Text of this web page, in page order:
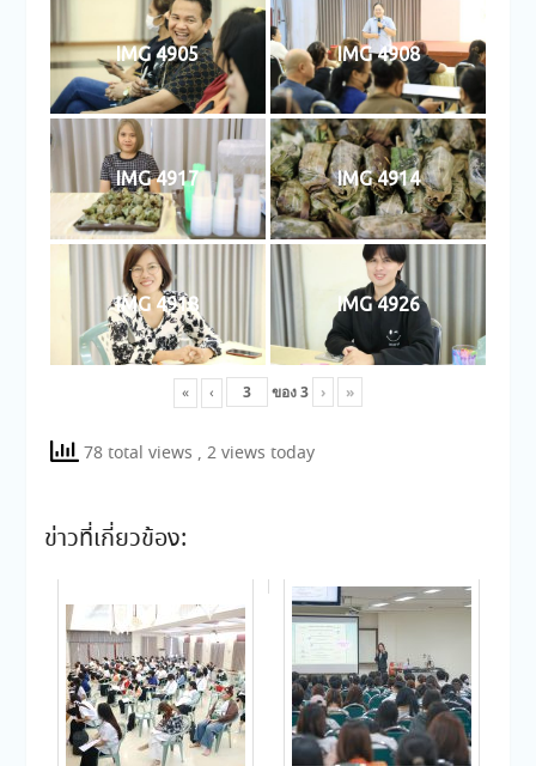
IMG 4905 IMG 4908
IMG 4917 IMG 4914
IMG 4918 IMG 4926
« ‹ ของ3 › »
78 total views , 2 views today
ข่าวที่เกี่ยวข้อง: